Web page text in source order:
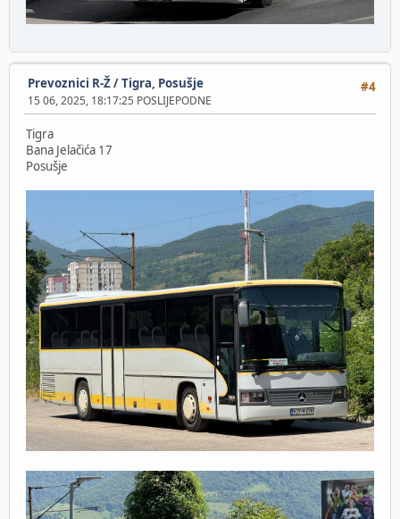
#4
Prevoznici R-Ž/Tigra, Posušje
15 06, 2025, 18:17:25 POSLIJEPODNE
Tigra
Bana Jelačića 17
Posušje